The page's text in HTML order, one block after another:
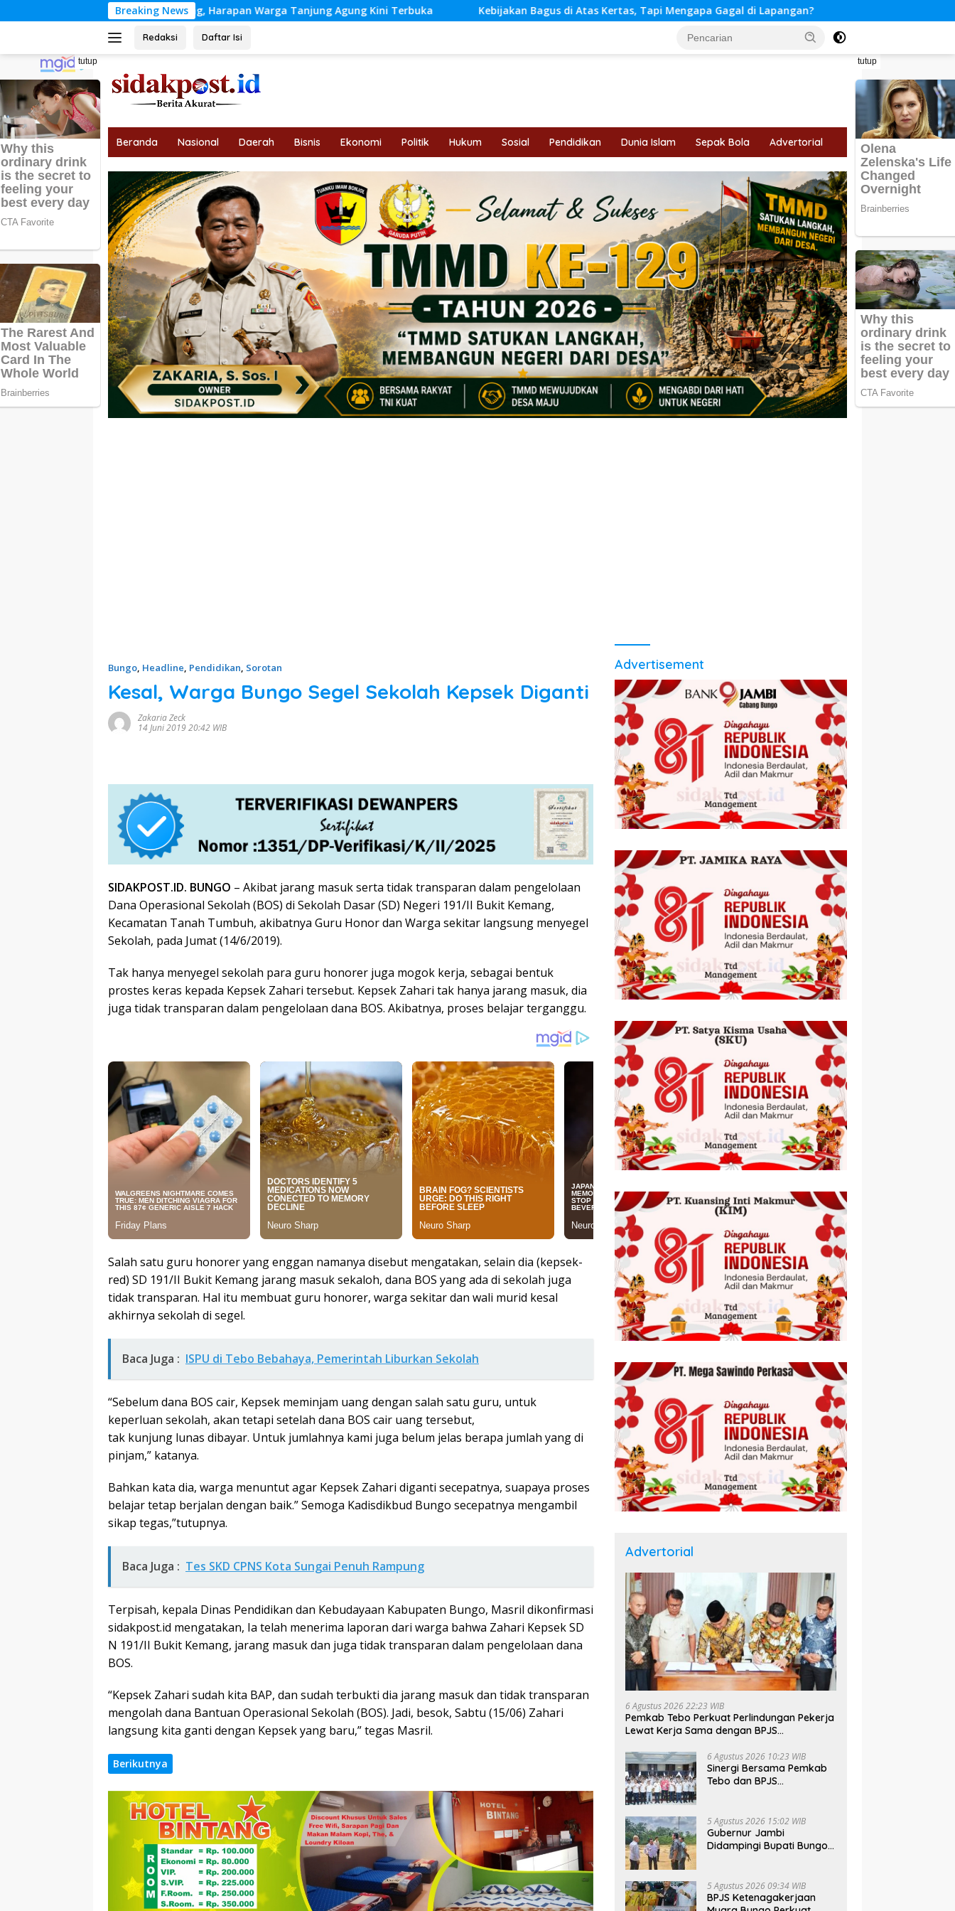
ke
Breaking News
Rampung, Harapan Warga Tanjung Agung Kini Terbuka Kebijakan Bagus di Atas Kertas, Tapi Mengapa Gagal di Lapangan? Perlindungan Hak Konsumen dalam
Redaksi Daftar Isi
tutup tutup
Beranda Nasional Daerah Bisnis Ekonomi Politik Hukum Sosial Pendidikan Dunia Islam Sepak Bola Advertorial
Bungo, Headline, Pendidikan, Sorotan
Kesal, Warga Bungo Segel Sekolah Kepsek Diganti
Zakaria Zeck
14 Juni 2019 20:42 WIB
SIDAKPOST.ID. BUNGO – Akibat jarang masuk serta tidak transparan dalam pengelolaan
Dana Operasional Sekolah (BOS) di Sekolah Dasar (SD) Negeri 191/II Bukit Kemang,
Kecamatan Tanah Tumbuh, akibatnya Guru Honor dan Warga sekitar langsung menyegel
Sekolah, pada Jumat (14/6/2019).
Tak hanya menyegel sekolah para guru honorer juga mogok kerja, sebagai bentuk
prostes keras kepada Kepsek Zahari tersebut. Kepsek Zahari tak hanya jarang masuk, dia
juga tidak transparan dalam pengelolaan dana BOS. Akibatnya, proses belajar terganggu.
Salah satu guru honorer yang enggan namanya disebut mengatakan, selain dia (kepsek-
red) SD 191/II Bukit Kemang jarang masuk sekaloh, dana BOS yang ada di sekolah juga
tidak transparan. Hal itu membuat guru honorer, warga sekitar dan wali murid kesal
akhirnya sekolah di segel.
Baca Juga : ISPU di Tebo Bebahaya, Pemerintah Liburkan Sekolah
“Sebelum dana BOS cair, Kepsek meminjam uang dengan salah satu guru, untuk
keperluan sekolah, akan tetapi setelah dana BOS cair uang tersebut,
tak kunjung lunas dibayar. Untuk jumlahnya kami juga belum jelas berapa jumlah yang di
pinjam,” katanya.
Bahkan kata dia, warga menuntut agar Kepsek Zahari diganti secepatnya, suapaya proses
belajar tetap berjalan dengan baik.” Semoga Kadisdikbud Bungo secepatnya mengambil
sikap tegas,”tutupnya.
Baca Juga : Tes SKD CPNS Kota Sungai Penuh Rampung
Terpisah, kepala Dinas Pendidikan dan Kebudayaan Kabupaten Bungo, Masril dikonfirmasi
sidakpost.id mengatakan, Ia telah menerima laporan dari warga bahwa Zahari Kepsek SD
N 191/II Bukit Kemang, jarang masuk dan juga tidak transparan dalam pengelolaan dana
BOS.
“Kepsek Zahari sudah kita BAP, dan sudah terbukti dia jarang masuk dan tidak transparan
mengolah dana Bantuan Operasional Sekolah (BOS). Jadi, besok, Sabtu (15/06) Zahari
langsung kita ganti dengan Kepsek yang baru,” tegas Masril.
Berikutnya
Advertisement
Advertorial
6 Agustus 2026 22:23 WIB
Pemkab Tebo Perkuat Perlindungan Pekerja
Lewat Kerja Sama dengan BPJS
6 Agustus 2026 10:23 WIB
Sinergi Bersama Pemkab
Tebo dan BPJS
hingga ke Desa
5 Agustus 2026 15:02 WIB
Gubernur Jambi
Didampingi Bupati Bungo
5 Agustus 2026 09:34 WIB
BPJS Ketenagakerjaan